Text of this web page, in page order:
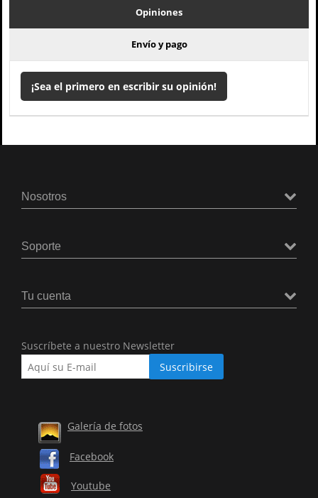
Opiniones
Envío y pago
¡Sea el primero en escribir su opinión!
Nosotros
Soporte
Tu cuenta
Suscríbete a nuestro Newsletter
Galería de fotos
Facebook
Youtube